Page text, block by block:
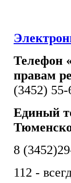
Телефон
правам
(3452) 55-
Единый
8
112 -